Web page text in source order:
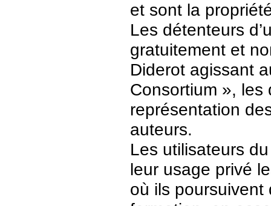
et sont la
Les détenteurs
gratuitement et
Diderot agissant
Consortium », les
représentation
auteurs.
Les utilisateurs
leur usage privé
où ils